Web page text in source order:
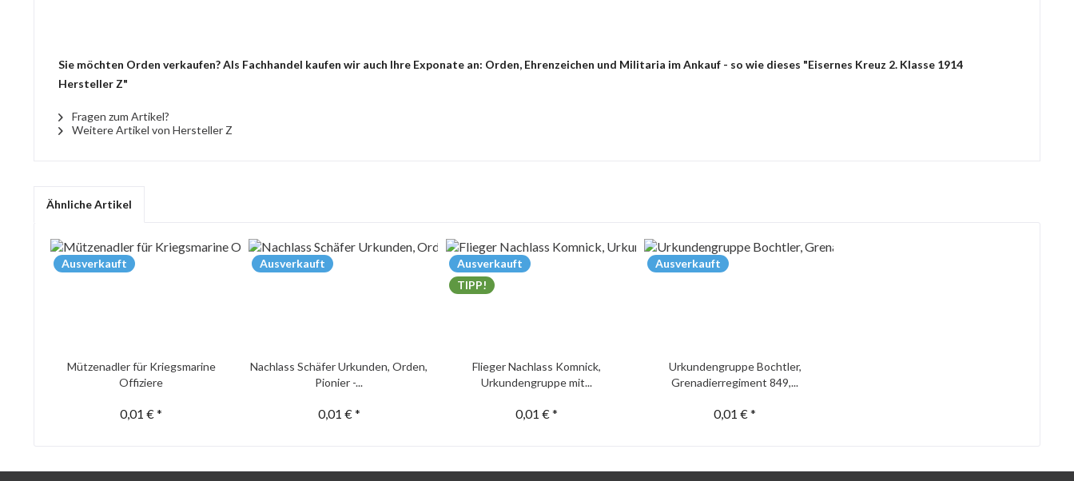
Sie möchten Orden verkaufen? Als Fachhandel kaufen wir auch Ihre Exponate an: Orden, Ehrenzeichen und Militaria im Ankauf - so wie dieses "Eisernes Kreuz 2. Klasse 1914
Hersteller Z"
Fragen zum Artikel?
Weitere Artikel von Hersteller Z
Ähnliche Artikel
Ausverkauft
Mützenadler für Kriegsmarine
Offiziere
0,01 € *
Ausverkauft
Nachlass Schäfer Urkunden, Orden,
Pionier -...
0,01 € *
Ausverkauft
TIPP!
Flieger Nachlass Komnick,
Urkundengruppe mit...
0,01 € *
Ausverkauft
Urkundengruppe Bochtler,
Grenadierregiment 849,...
0,01 € *